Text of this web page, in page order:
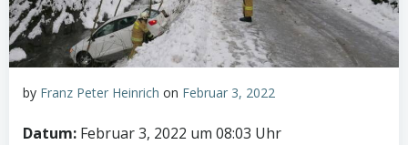
by Franz Peter Heinrich on Februar 3, 2022
Datum: Februar 3, 2022 um 08:03 Uhr